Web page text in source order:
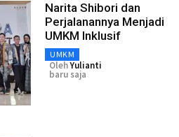
Narita Shibori dan
Perjalanannya Menjadi
UMKM Inklusif
UMKM
OlehYulianti
baru saja